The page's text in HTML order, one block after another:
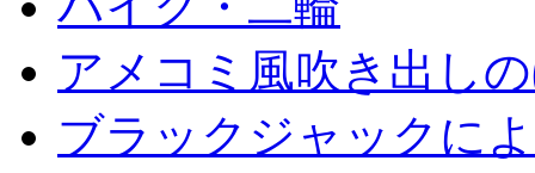
アメコミ風吹き出し
ブラックジャックに